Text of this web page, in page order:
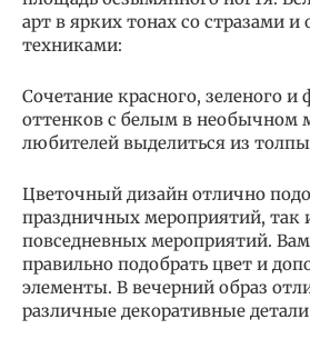
арт в ярких тонах со стразами
техниками:
Сочетание красного, зеленого и
оттенков с белым в необычном
любителей выделиться из
Цветочный дизайн отлично
праздничных мероприятий, так
повседневных мероприятий.
правильно подобрать цвет и
элементы. В вечерний образ
различные декоративные